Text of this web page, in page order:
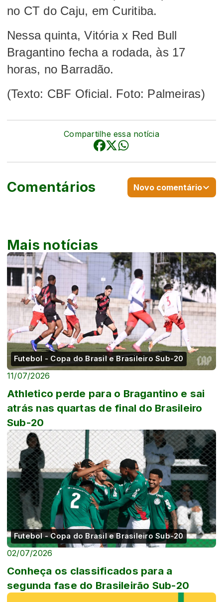
no CT do Caju, em Curitiba.
Nessa quinta, Vitória x Red Bull
Bragantino fecha a rodada, às 17
horas, no Barradão.
(Texto: CBF Oficial. Foto: Palmeiras)
Compartilhe essa notícia
Comentários Novo comentário
Mais notícias
Futebol - Copa do Brasil e Brasileiro Sub-20
11/07/2026
Athletico perde para o Bragantino e sai
atrás nas quartas de final do Brasileiro
Sub-20
Futebol - Copa do Brasil e Brasileiro Sub-20
02/07/2026
Conheça os classificados para a
segunda fase do Brasileirão Sub-20